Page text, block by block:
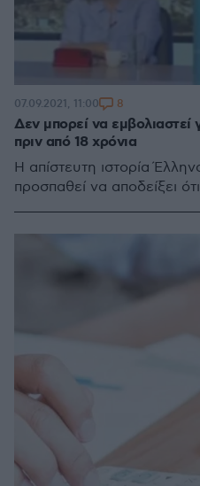
Δεν μπορεί να εμβολιαστεί
πριν από 18 χρόνια
H απίστευτη ιστορία
προσπαθεί να αποδείξει
07.09.2021, 11:00 8